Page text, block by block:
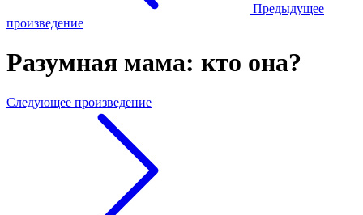
Предыдущее
произведение
Разумная мама: кто она?
Следующее произведение